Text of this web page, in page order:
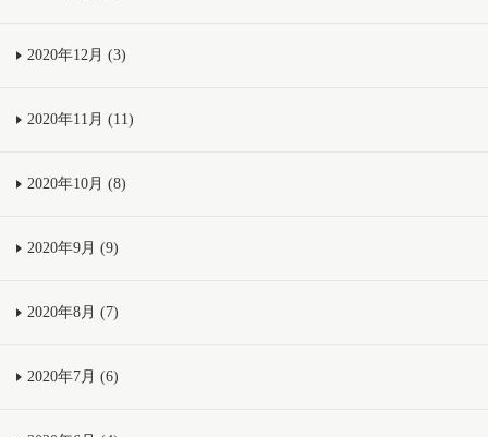
2020年12月 (3)
2020年11月 (11)
2020年10月 (8)
2020年9月 (9)
2020年8月 (7)
2020年7月 (6)